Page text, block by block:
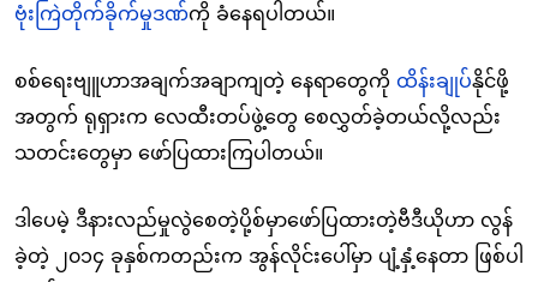
ဗုံးကြဲတိုက်ခိုက်မှုဒဏ်ကို ခံနေရပါတယ်။
စစ်ရေးဗျူဟာအချက်အချာကျတဲ့ နေရာတွေကို ထိန်းချုပ်နိုင်ဖို့
အတွက် ရုရှားက လေထီးတပ်ဖွဲ့တွေ စေလွှတ်ခဲ့တယ်လို့လည်း
သတင်းတွေမှာ ဖော်ပြထားကြပါတယ်။
ဒါပေမဲ့ ဒီနားလည်မှုလွဲစေတဲ့ပို့စ်မှာဖော်ပြထားတဲ့ဗီဒီယိုဟာ လွန်
ခဲ့တဲ့ ၂၀၁၄ ခုနှစ်ကတည်းက အွန်လိုင်းပေါ်မှာ ပျံ့နှံ့နေတာ ဖြစ်ပါ